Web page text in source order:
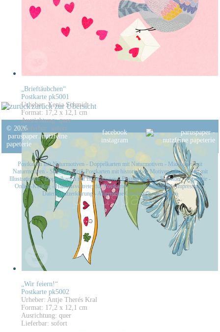
„Brieftäubchen“
Postkarte pk5001
Urheber: Xenia Schmidt
Format: 17,2 x 12,1 cm
Ausrichtung: quer
Lieferbar: sofort
„Wir feiern!“
Postkarte pk5002
Urheber: Antje Therés Kral
Format: 17,2 x 12,1 cm
Ausrichtung: quer
Lieferbar: sofort
zurück zur Übersicht
© 2026
paruspaper. nutzfeine
papeterie
facebook
instagram
Postkarten mit Naturmotiven - Doppelkarten mit Naturmotiven - Midikarten mit
Naturmotiven - Schwarz-Weiß-Postkarten mit historischen Motiven-Postkarten mit
Illustrationen-Doppelkarten mit Illustrationen-Postkartensets-Kalender-Papeterie -
Online-Katalog -Handelsvertreter für Postkarten gesucht-Kontakt-Impressum-
Datenschutzerklärung- Allgemeine Geschäftsbedingungen